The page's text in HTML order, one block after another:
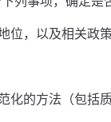
位，以及相关政
化的方法（包括